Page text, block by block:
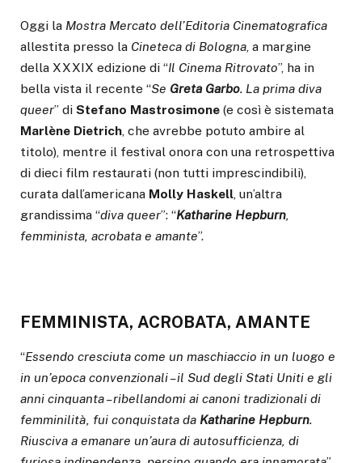
Oggi la Mostra Mercato dell’Editoria Cinematografica
allestita presso la Cineteca di Bologna, a margine
della XXXIX edizione di “Il Cinema Ritrovato”, ha in
bella vista il recente “Se Greta Garbo. La prima diva
queer” di Stefano Mastrosimone (e così è sistemata
Marlène Dietrich, che avrebbe potuto ambire al
titolo), mentre il festival onora con una retrospettiva
di dieci film restaurati (non tutti imprescindibili),
curata dall’americana Molly Haskell, un’altra
grandissima “diva queer”: “Katharine Hepburn,
femminista, acrobata e amante”.
FEMMINISTA, ACROBATA, AMANTE
“Essendo cresciuta come un maschiaccio in un luogo e
in un’epoca convenzionali – il Sud degli Stati Uniti e gli
anni cinquanta – ribellandomi ai canoni tradizionali di
femminilità, fui conquistata da Katharine Hepburn.
Riusciva a emanare un’aura di autosufficienza, di